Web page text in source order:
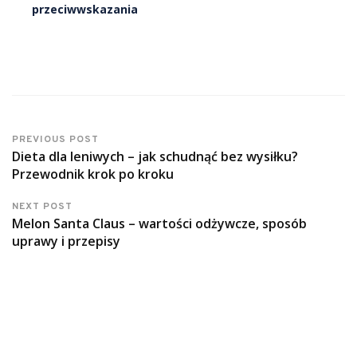
przeciwwskazania
PREVIOUS POST
Dieta dla leniwych – jak schudnąć bez wysiłku?
Przewodnik krok po kroku
NEXT POST
Melon Santa Claus – wartości odżywcze, sposób
uprawy i przepisy